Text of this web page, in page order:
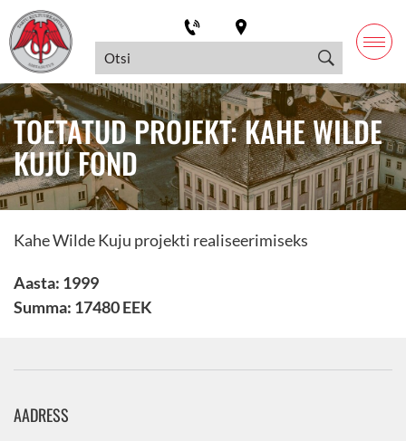
TOETATUD PROJEKT: KAHE WILDE
KUJU FOND
Kahe Wilde Kuju projekti realiseerimiseks
Aasta: 1999
Summa: 17480 EEK
AADRESS